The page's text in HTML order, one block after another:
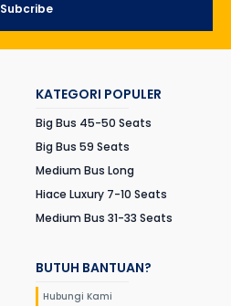
Subcribe
KATEGORI POPULER
Big Bus 45-50 Seats
Big Bus 59 Seats
Medium Bus Long
Hiace Luxury 7-10 Seats
Medium Bus 31-33 Seats
BUTUH BANTUAN?
Hubungi Kami